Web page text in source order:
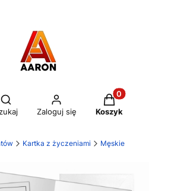
Otwórz wyszukiwarkę
Zaloguj się
Produkty w
Koszyk
Kartka z życzeniami Męskie